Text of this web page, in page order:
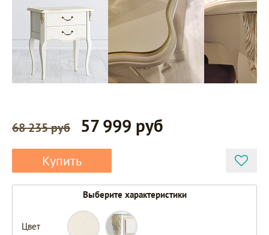
68 235 руб 57 999 руб
Купить
Выберите характеристики
Цвет
R159L-